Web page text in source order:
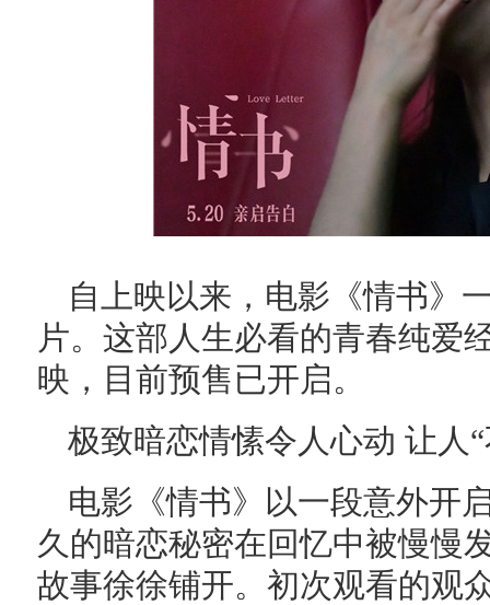
自上映以来，电影《情书》
片。这部人生必看的青春纯爱
映，目前预售已开启。
极致暗恋情愫令人心动 让人
电影《情书》以一段意外开
久的暗恋秘密在回忆中被慢慢
故事徐徐铺开。初次观看的观